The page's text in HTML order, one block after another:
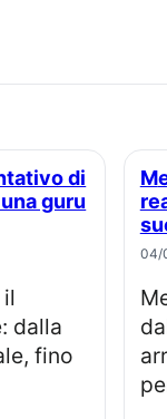
guru
dalla
fino
Meghan markle, perché la famiglia
04/
Meghan Markle compie 45 anni, ma